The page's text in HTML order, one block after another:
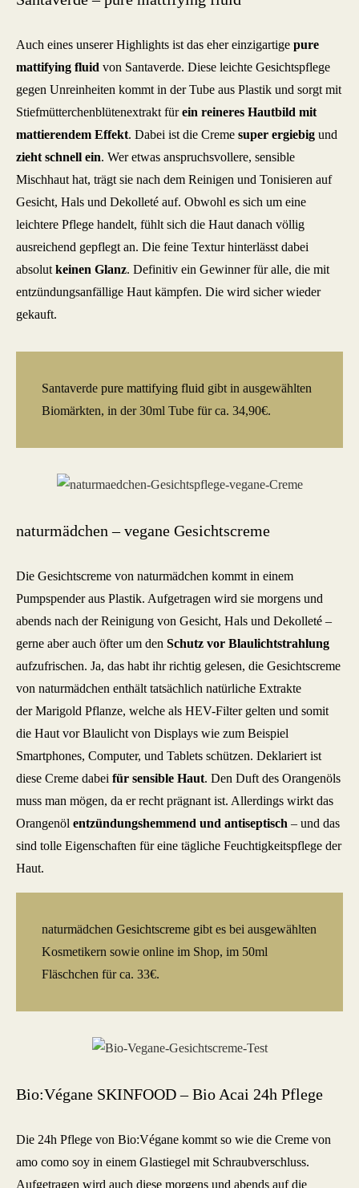
Auch eines unserer Highlights ist das eher einzigartige pure
mattifying fluid von Santaverde. Diese leichte Gesichtspflege
gegen Unreinheiten kommt in der Tube aus Plastik und sorgt mit
Stiefmütterchenblütenextrakt fürein reineres Hautbild mit
mattierendem Effekt. Dabei ist die Creme super ergiebig und
zieht schnell ein. Wer etwas anspruchsvollere, sensible
Mischhaut hat, trägt sie nach dem Reinigen und Tonisieren auf
Gesicht, Hals und Dekolleté auf. Obwohl es sich um eine
leichtere Pflege handelt, fühlt sich die Haut danach völlig
ausreichend gepflegt an. Die feine Textur hinterlässt dabei
absolut keinen Glanz. Definitiv ein Gewinner für alle, die mit
entzündungsanfällige Haut kämpfen. Die wird sicher wieder
gekauft.
Santaverde pure mattifying fluid gibt in ausgewählten
Biomärkten, in der 30ml Tube für ca. 34,90€.
naturmädchen – vegane Gesichtscreme
Die Gesichtscreme von naturmädchen kommt in einem
Pumpspender aus Plastik. Aufgetragen wird sie morgens und
abends nach der Reinigung von Gesicht, Hals und Dekolleté –
gerne aber auch öfter um den Schutz vor Blaulichtstrahlung
aufzufrischen. Ja, das habt ihr richtig gelesen, die Gesichtscreme
von naturmädchen enthält tatsächlich natürliche Extrakte
der Marigold Pflanze, welche als HEV-Filter gelten und somit
die Haut vor Blaulicht von Displays wie zum Beispiel
Smartphones, Computer, und Tablets schützen. Deklariert ist
diese Creme dabei für sensible Haut. Den Duft des Orangenöls
muss man mögen, da er recht prägnant ist. Allerdings wirkt das
Orangenöl entzündungshemmend und antiseptisch – und das
sind tolle Eigenschaften für eine tägliche Feuchtigkeitspflege der
Haut.
naturmädchen Gesichtscreme gibt es bei ausgewählten
Kosmetikern sowie online im Shop, im 50ml
Fläschchen für ca. 33€.
Bio:Végane SKINFOOD – Bio Acai 24h Pflege
Die 24h Pflege von Bio:Végane kommt so wie die Creme von
amo como soy in einem Glastiegel mit Schraubverschluss.
Aufgetragen wird auch diese morgens und abends auf die